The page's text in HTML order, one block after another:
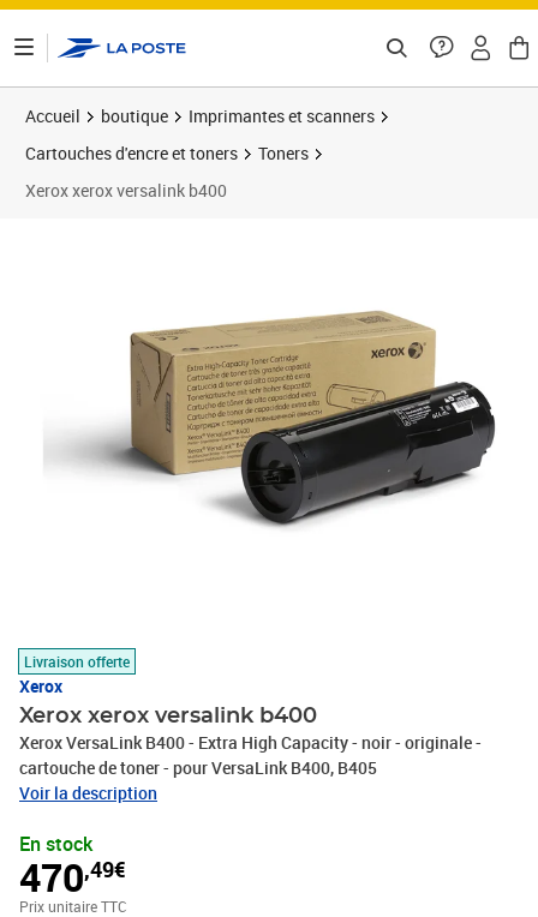
Accueil boutique
Imprimantes et scanners
Cartouches d'encre et toners
Toners
Xerox xerox versalink b400
Livraison offerte
Xerox
Xerox xerox versalink b400
Xerox VersaLink B400 - Extra High Capacity - noir - originale -
cartouche de toner - pour VersaLink B400, B405
Voir la description
En stock
470,49€
Prix unitaire TTC